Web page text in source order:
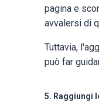
pagina e
avvalersi di
Tuttavia,
può far
5. Raggiungi